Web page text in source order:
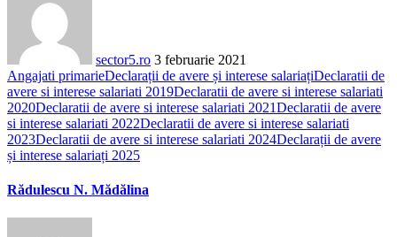
sector5.ro 3 februarie 2021
Angajati primarieDeclarații de avere și interese salariațiDeclaratii de
avere si interese salariati 2019Declaratii de avere si interese salariati
2020Declaratii de avere si interese salariati 2021Declaratii de avere
si interese salariati 2022Declaratii de avere si interese salariati
2023Declaratii de avere si interese salariati 2024Declarații de avere
și interese salariați 2025
Rădulescu N. Mădălina